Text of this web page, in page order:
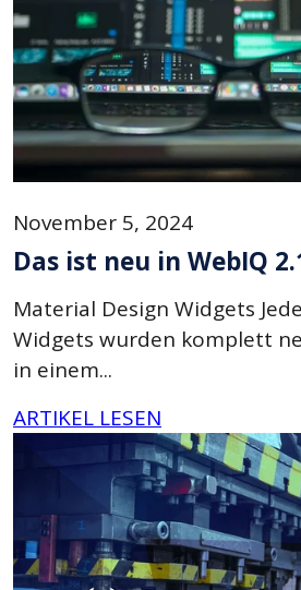
November 5, 2024
Das ist neu in WebIQ
Material Design Widgets
Widgets wurden komplett
in einem...
ARTIKEL LESEN